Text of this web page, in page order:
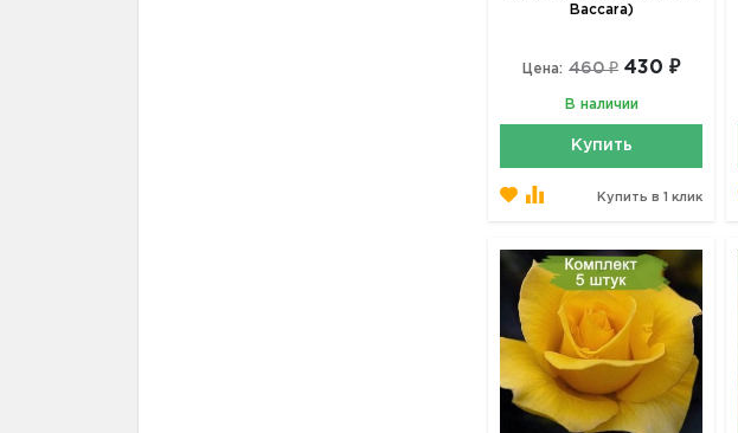
Baccara)
Цена: 460 ₽ 430 ₽
В наличии
Купить
Купить в 1 клик